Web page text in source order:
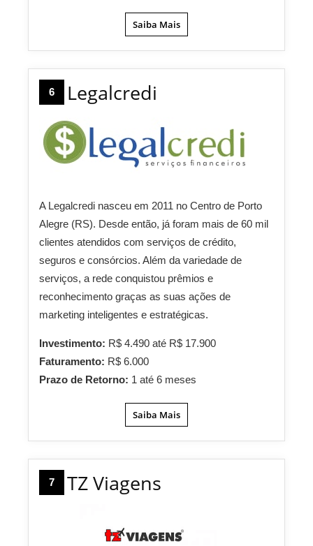
Saiba Mais
6 Legalcredi
A Legalcredi nasceu em 2011 no Centro de Porto
Alegre (RS). Desde então, já foram mais de 60 mil
clientes atendidos com serviços de crédito,
seguros e consórcios. Além da variedade de
serviços, a rede conquistou prêmios e
reconhecimento graças as suas ações de
marketing inteligentes e estratégicas.
Investimento: R$ 4.490 até R$ 17.900
Faturamento: R$ 6.000
Prazo de Retorno: 1 até 6 meses
Saiba Mais
7 TZ Viagens